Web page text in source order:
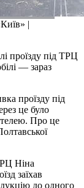
|
проїзду під ТРЦ
— зараз
проїзду під
це було
Про це
Ніна
заїхав
до одного